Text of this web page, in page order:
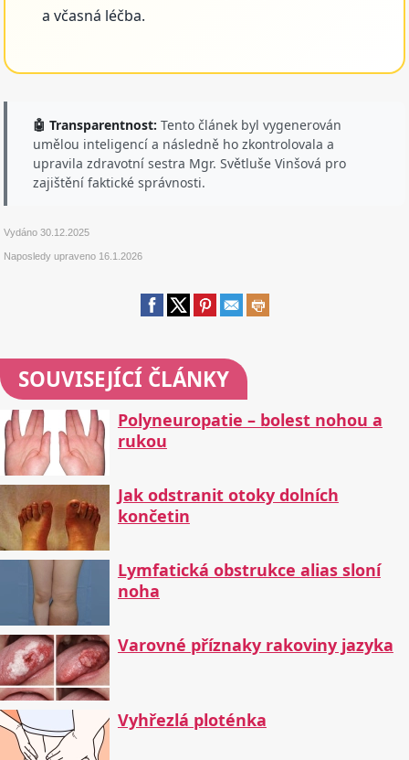
a včasná léčba.
🤖 Transparentnost: Tento článek byl vygenerován
umělou inteligencí a následně ho zkontrolovala a
upravila zdravotní sestra Mgr. Světluše Vinšová pro
zajištění faktické správnosti.
Vydáno30.12.2025
Naposledy upraveno 16.1.2026
SOUVISEJÍCÍ ČLÁNKY
Polyneuropatie – bolest nohou a
rukou
Jak odstranit otoky dolních
končetin
Lymfatická obstrukce alias sloní
noha
Varovné příznaky rakoviny jazyka
Vyhřezlá ploténka